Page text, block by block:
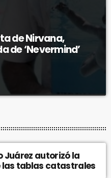
de Nirvana,
de ‘Nevermind’
Juárez autorizó la
tablas catastrales